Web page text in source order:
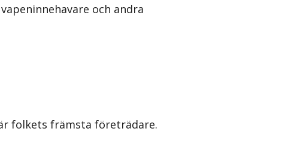
och andra
folkets främsta företrädare.